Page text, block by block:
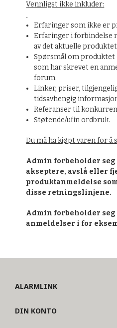
Vennligst ikke inkluder:
Erfaringer som ikke er
Erfaringer i forbindelse
av det aktuelle
Spørsmål om
som har skrevet en
forum.
Linker, priser,
tidsavhengig
Referanser til
Støtende/ufin ordbruk.
Du må ha kjøpt varen for å
Admin forbeholder
akseptere, avslå eller
produktanmeldelse
disse retningslinjene.
Admin forbeholder
anmeldelser i for
ALARMLINK
DIN KONTO